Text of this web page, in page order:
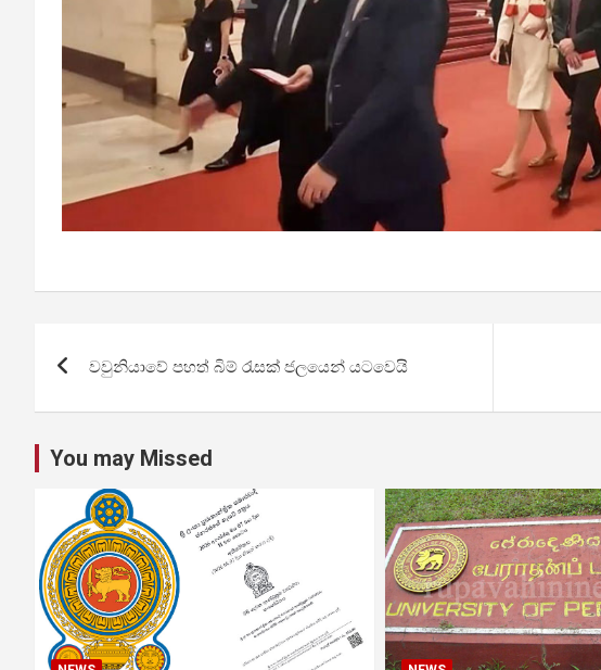
navigation
වවුනියාවේ පහත් බිම් රැසක් ජලයෙන් යටවෙයි
You may Missed